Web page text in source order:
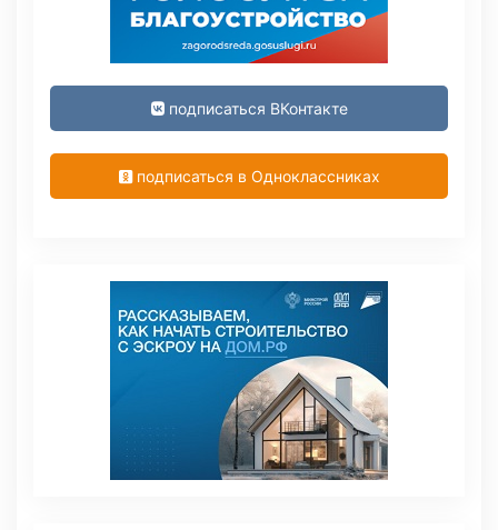
подписаться ВКонтакте
подписаться в Одноклассниках